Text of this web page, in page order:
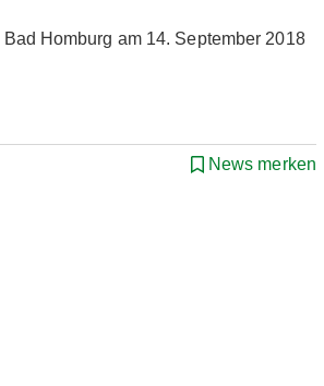
Homburg am 14. September 2018
News merken